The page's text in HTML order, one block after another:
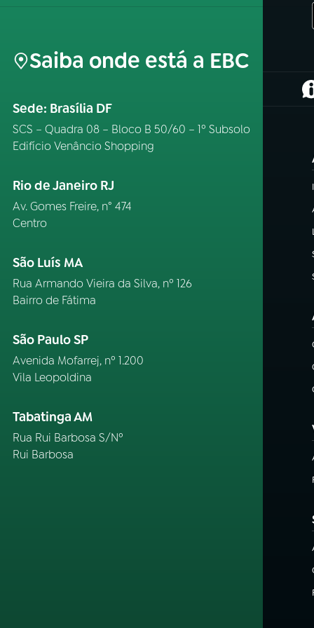
Saiba onde está a EBC
Sede: Brasília DF
SCS – Quadra 08 – Bloco B 50/60 – 1º Subsolo
Edifício Venâncio Shopping
Rio de Janeiro RJ
Av. Gomes Freire, n° 474
Centro
São Luís MA
Rua Armando Vieira da Silva, nº 126
Bairro de Fátima
São Paulo SP
Avenida Mofarrej, nº 1.200
Vila Leopoldina
Tabatinga AM
Rua Rui Barbosa S/Nº
Rui Barbosa